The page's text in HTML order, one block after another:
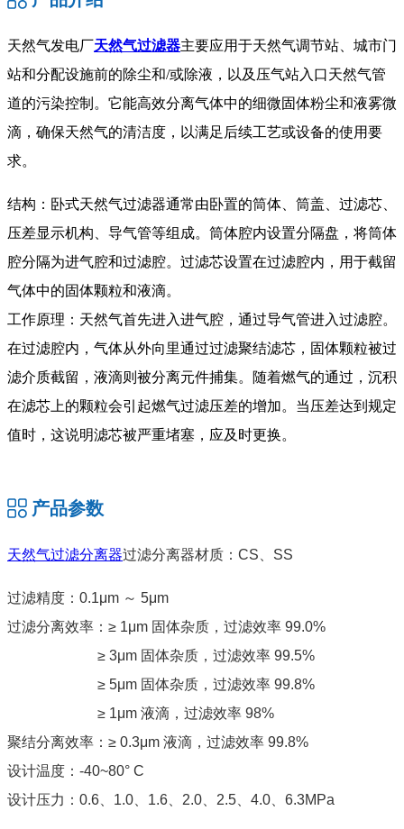
天然气发电厂 天然气过滤器主要应用于天然气调节站、城市门
站和分配设施前的除尘和/或除液，以及压气站入口天然气管
道的污染控制。它能高效分离气体中的细微固体粉尘和液雾微
滴，确保天然气的清洁度，以满足后续工艺或设备的使用要
求。
结构：卧式天然气过滤器通常由卧置的筒体、筒盖、过滤芯、
压差显示机构、导气管等组成。筒体腔内设置分隔盘，将筒体
腔分隔为进气腔和过滤腔。过滤芯设置在过滤腔内，用于截留
气体中的固体颗粒和液滴。
工作原理：天然气首先进入进气腔，通过导气管进入过滤腔。
在过滤腔内，气体从外向里通过过滤聚结滤芯，固体颗粒被过
滤介质截留，液滴则被分离元件捕集。随着燃气的通过，沉积
在滤芯上的颗粒会引起燃气过滤压差的增加。当压差达到规定
值时，这说明滤芯被严重堵塞，应及时更换。
产品参数
天然气过滤分离器过滤分离器材质：CS、SS
过滤精度：0.1μm ～ 5μm
过滤分离效率：≥ 1μm 固体杂质，过滤效率 99.0%
≥ 3μm 固体杂质，过滤效率 99.5%
≥ 5μm 固体杂质，过滤效率 99.8%
≥ 1μm 液滴，过滤效率 98%
聚结分离效率：≥ 0.3μm 液滴，过滤效率 99.8%
设计温度：-40~80° C
设计压力：0.6、1.0、1.6、2.0、2.5、4.0、6.3MPa